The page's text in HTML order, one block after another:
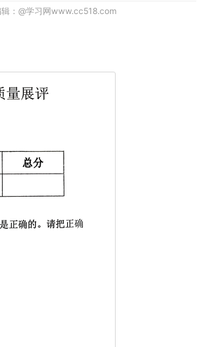
： @学习网www.cc518.com